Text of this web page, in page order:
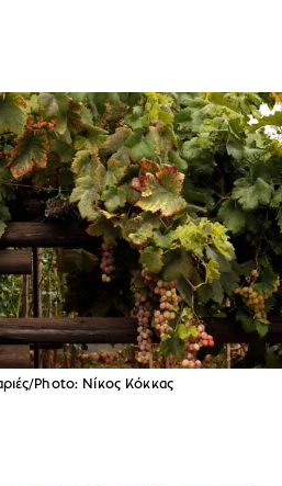
Photo: Νίκος Κόκκας